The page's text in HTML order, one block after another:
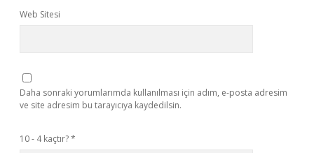
Web Sitesi
Daha sonraki yorumlarımda kullanılması için adım, e-posta adresim
ve site adresim bu tarayıcıya kaydedilsin.
10 - 4 kaçtır?*